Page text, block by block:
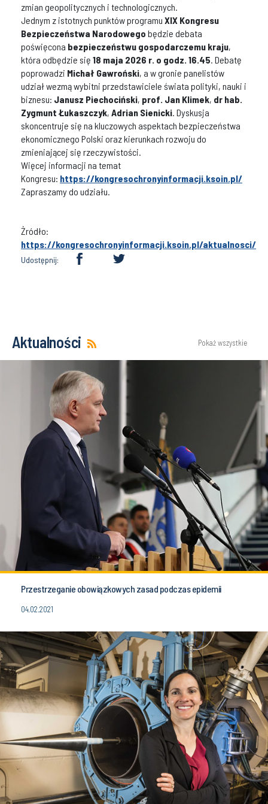
zmian geopolitycznych i technologicznych.
Jednym z istotnych punktów programu XIX Kongresu
Bezpieczeństwa Narodowego będzie debata
poświęcona bezpieczeństwu gospodarczemu kraju,
która odbędzie się 18 maja 2026 r. o godz. 16.45. Debatę
poprowadzi Michał Gawroński, a w gronie panelistów
udział wezmą wybitni przedstawiciele świata polityki, nauki i
biznesu: Janusz Piechociński, prof. Jan Klimek, dr hab.
Zygmunt Łukaszczyk, Adrian Sienicki. Dyskusja
skoncentruje się na kluczowych aspektach bezpieczeństwa
ekonomicznego Polski oraz kierunkach rozwoju do
zmieniającej się rzeczywistości.
Więcej informacji na temat
Kongresu: https://kongresochronyinformacji.ksoin.pl/
Zapraszamy do udziału.
Żródło:
https://kongresochronyinformacji.ksoin.pl/aktualnosci/
Udostępnij:
Aktualności Pokaż wszystkie
Przestrzeganie obowiązkowych zasad podczas epidemii
04.02.2021